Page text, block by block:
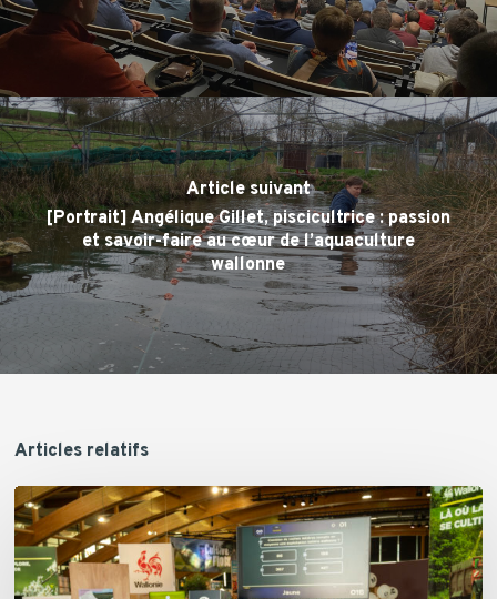
Article suivant
[Portrait] Angélique Gillet, piscicultrice : passion
et savoir-faire au cœur de l’aquaculture
wallonne
Articles relatifs
Retour
sur
quatre
journées